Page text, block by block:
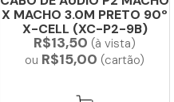
X MACHO 3.0M PRETO 90º
X-CELL (XC-P2-9B)
R$13,50 (à vista)
ou R$15,00 (cartão)